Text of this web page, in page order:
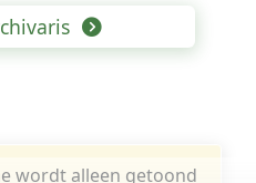
wordt alleen getoond